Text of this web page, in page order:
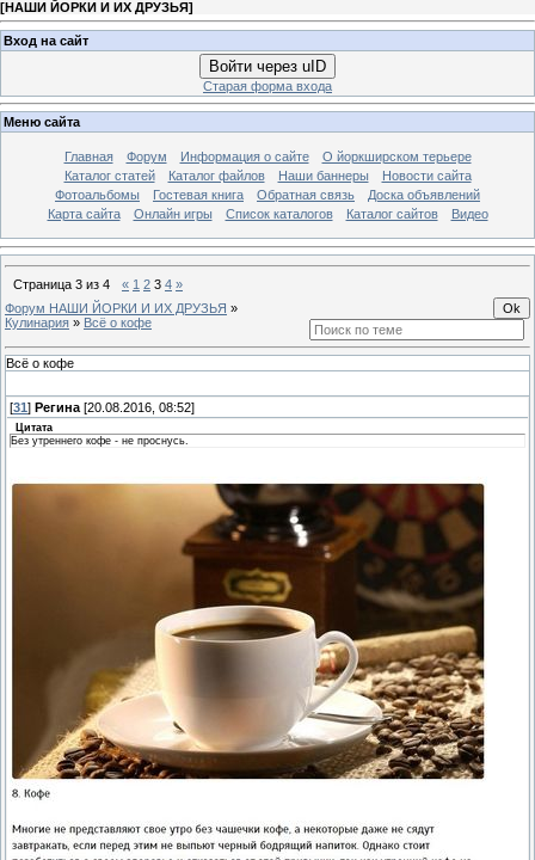
[НАШИ ЙОРКИ И ИХ ДРУЗЬЯ]
Вход на сайт
Войти через uID
Старая форма входа
Меню сайта
Главная Форум Информация о сайте
О йоркширском терьере
Каталог статей
Каталог файлов Наши баннеры
Новости сайта
Фотоальбомы
Гостевая книга Обратная связь
Доска объявлений
Карта сайта
Онлайн игры Список каталогов Каталог сайтов Видео
Страница 3 из 4 « 1 2 3 4 »
Форум НАШИ ЙОРКИ И ИХ ДРУЗЬЯ »
Кулинария » Всё о кофе
Всё о кофе
[31 ] Регина [20.08.2016, 08:52]
Цитата
Без утреннего кофе - не проснусь.